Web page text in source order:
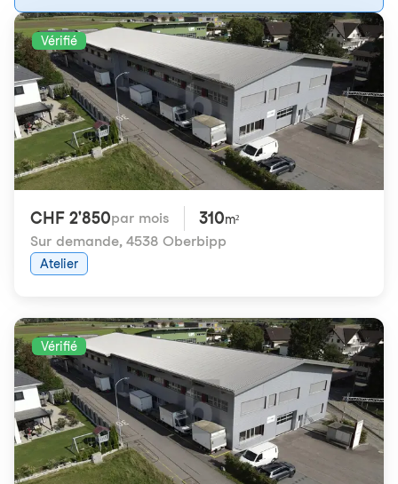
Vérifié
CHF 2'850par mois 310m²
Sur demande, 4538 Oberbipp
Atelier
Vérifié